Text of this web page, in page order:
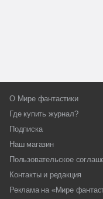
О Мире фантастики
Где купить журнал?
Подписка
Наш магазин
Пользовательское
Контакты и редакция
Реклама на «Мире